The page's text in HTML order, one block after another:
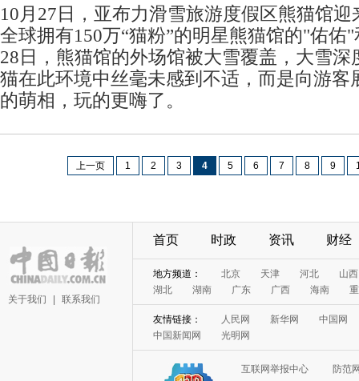
10月27日，亚布力滑雪旅游度假区熊猫馆
全球拥有150万“猫粉”的明星熊猫馆的"佑佑
28日，熊猫馆的外场馆被大雪覆盖，大雪深
猫在此环境中丝毫未感到不适，而是向游客
的萌相，玩的更嗨了。
上一页 1 2 3 4 5 6 7 8 9
关于我们 联系我们
首页 时政 资讯 财经
互联网举报中心
防范